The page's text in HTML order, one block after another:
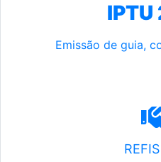
Emissão de guia,